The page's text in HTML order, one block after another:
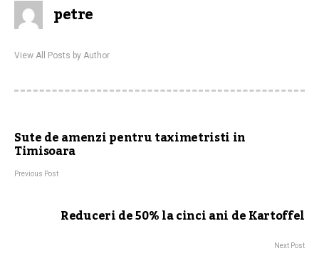
petre
View All Posts by Author
Sute de amenzi pentru taximetristi in
Timisoara
Previous Post
Reduceri de 50% la cinci ani de Kartoffel
Next Post